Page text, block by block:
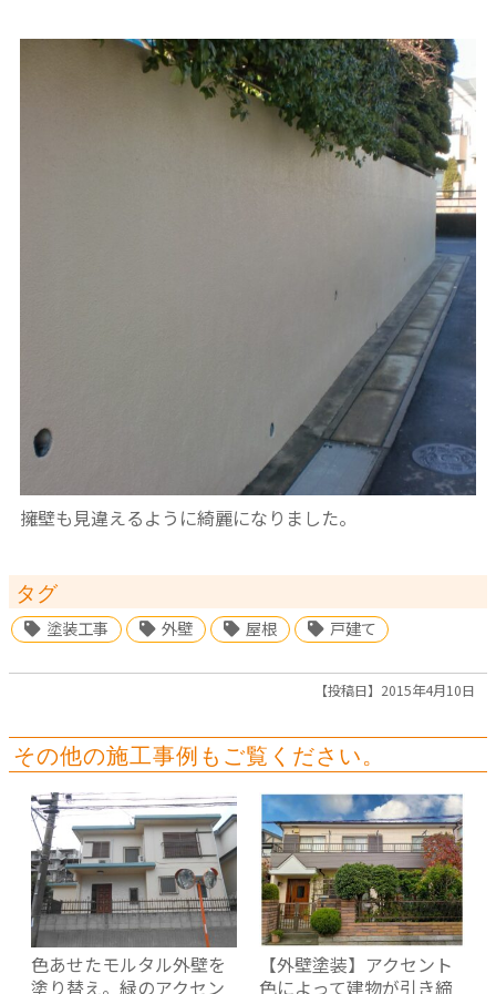
擁壁も見違えるように綺麗になりました。
タグ
塗装工事 外壁 屋根 戸建て
【投稿日】2015年4月10日
その他の施工事例もご覧ください。
色あせたモルタル外壁を
塗り替え。緑のアクセン
【外壁塗装】アクセント
色によって建物が引き締